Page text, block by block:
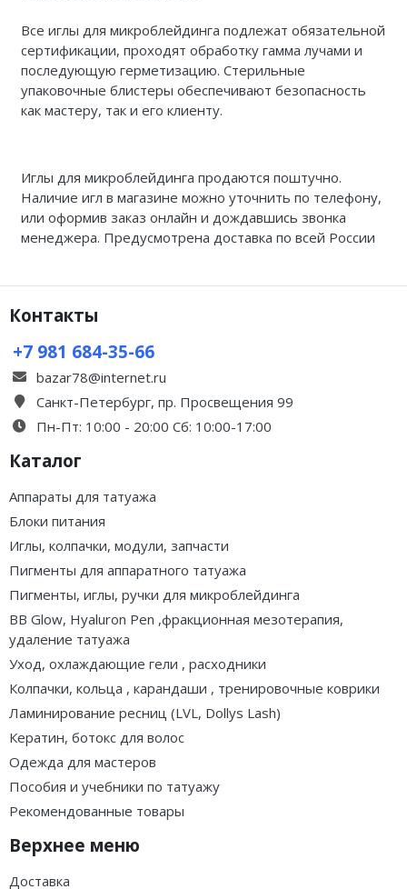
Все иглы для микроблейдинга подлежат обязательной
сертификации, проходят обработку гамма лучами и
последующую герметизацию. Стерильные
упаковочные блистеры обеспечивают безопасность
как мастеру, так и его клиенту.
Иглы для микроблейдинга продаются поштучно.
Наличие игл в магазине можно уточнить по телефону,
или оформив заказ онлайн и дождавшись звонка
менеджера. Предусмотрена доставка по всей России
Контакты
+7 981 684-35-66
bazar78@internet.ru
Санкт-Петербург, пр. Просвещения 99
Пн-Пт: 10:00 - 20:00 Сб: 10:00-17:00
Каталог
Аппараты для татуажа
Блоки питания
Иглы, колпачки, модули, запчасти
Пигменты для аппаратного татуажа
Пигменты, иглы, ручки для микроблейдинга
BB Glow, Hyaluron Pen ,фракционная мезотерапия,
удаление татуажа
Уход, охлаждающие гели , расходники
Колпачки, кольца , карандаши , тренировочные коврики
Ламинирование ресниц (LVL, Dollys Lash)
Кератин, ботокс для волос
Одежда для мастеров
Пособия и учебники по татуажу
Рекомендованные товары
Верхнее меню
Доставка